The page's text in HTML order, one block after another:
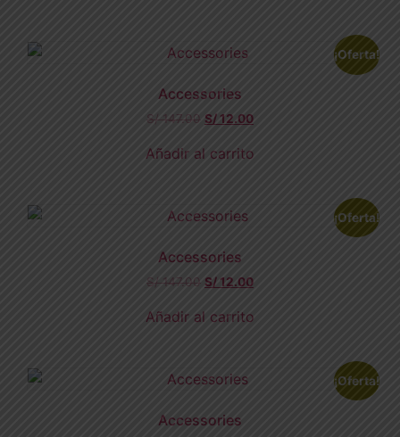
¡Oferta!
Accessories
S/147.00 S/12.00
Añadir al carrito
¡Oferta!
Accessories
S/147.00 S/ 12.00
Añadir al carrito
¡Oferta!
Accessories